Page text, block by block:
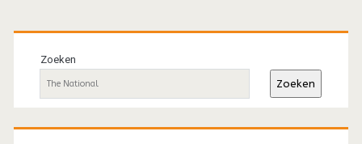
Primaire
sidebar
Zoeken
Zoeken